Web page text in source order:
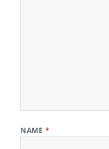
NAME *